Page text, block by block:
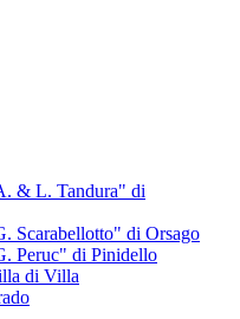
& L. Tandura" di
Scarabellotto" di Orsago
Peruc" di Pinidello
di Villa